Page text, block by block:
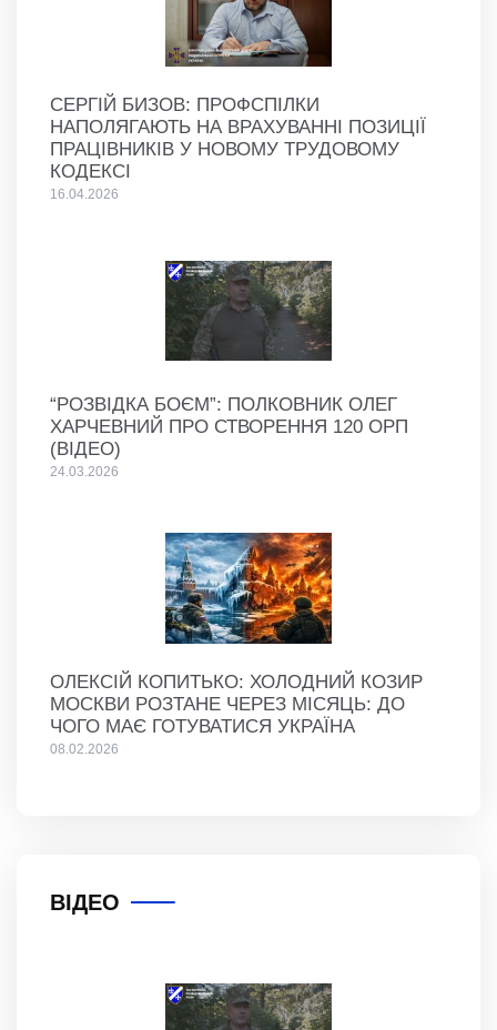
СЕРГІЙ БИЗОВ: ПРОФСПІЛКИ
НАПОЛЯГАЮТЬ НА ВРАХУВАННІ ПОЗИЦІЇ
ПРАЦІВНИКІВ У НОВОМУ ТРУДОВОМУ
КОДЕКСІ
16.04.2026
“РОЗВІДКА БОЄМ”: ПОЛКОВНИК ОЛЕГ
ХАРЧЕВНИЙ ПРО СТВОРЕННЯ 120 ОРП
(ВІДЕО)
24.03.2026
ОЛЕКСІЙ КОПИТЬКО: ХОЛОДНИЙ КОЗИР
МОСКВИ РОЗТАНЕ ЧЕРЕЗ МІСЯЦЬ: ДО
ЧОГО МАЄ ГОТУВАТИСЯ УКРАЇНА
08.02.2026
ВІДЕО